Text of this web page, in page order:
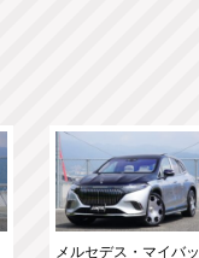
メルセデス・マイバッ